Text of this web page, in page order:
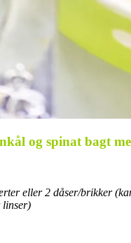
og spinat bagt
eller 2 dåser/brikker
linser)